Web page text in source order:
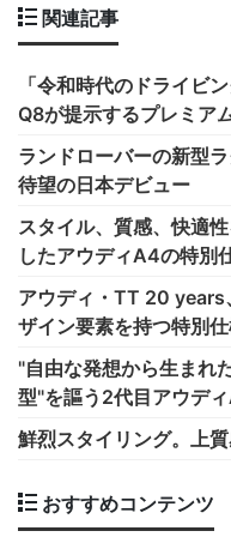
関連記事
「令和時代のドライビ
Q8が提示するプレミア
ランドローバーの新型
待望の日本デビュー
スタイル、質感、快適
したアウディA4の特別
アウディ・TT 20 years
ザイン要素を持つ特別
"自由な発想から生まれ
型"を謳う2代目アウデ
鮮烈スタイリング。上
おすすめコンテンツ